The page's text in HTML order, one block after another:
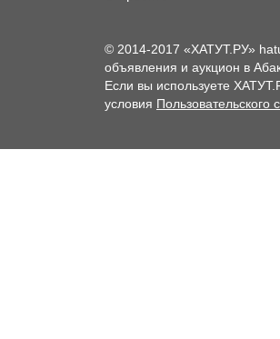
© 2014-2017 «ХАТУТ.РУ»
объявления и аукцион в
Если вы используете
условия Пользовательского